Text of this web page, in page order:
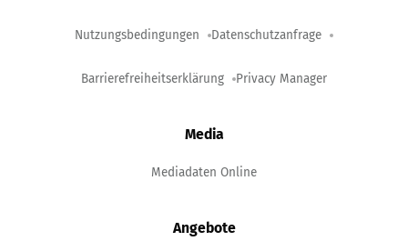
Nutzungsbedingungen Datenschutzanfrage
Barrierefreiheitserklärung Privacy Manager
Media
Mediadaten Online
Angebote